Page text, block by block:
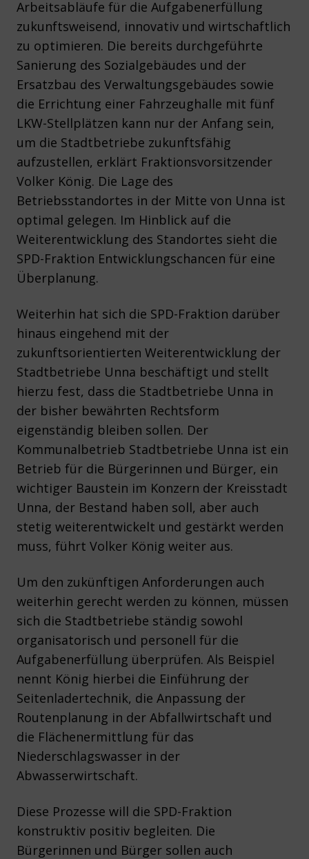
Arbeitsabläufe für die Aufgabenerfüllung
zukunftsweisend, innovativ und wirtschaftlich
zu optimieren. Die bereits durchgeführte
Sanierung des Sozialgebäudes und der
Ersatzbau des Verwaltungsgebäudes sowie
die Errichtung einer Fahrzeughalle mit fünf
LKW-Stellplätzen kann nur der Anfang sein,
um die Stadtbetriebe zukunftsfähig
aufzustellen, erklärt Fraktionsvorsitzender
Volker König. Die Lage des
Betriebsstandortes in der Mitte von Unna ist
optimal gelegen. Im Hinblick auf die
Weiterentwicklung des Standortes sieht die
SPD-Fraktion Entwicklungschancen für eine
Überplanung.
Weiterhin hat sich die SPD-Fraktion darüber
hinaus eingehend mit der
zukunftsorientierten Weiterentwicklung der
Stadtbetriebe Unna beschäftigt und stellt
hierzu fest, dass die Stadtbetriebe Unna in
der bisher bewährten Rechtsform
eigenständig bleiben sollen. Der
Kommunalbetrieb Stadtbetriebe Unna ist ein
Betrieb für die Bürgerinnen und Bürger, ein
wichtiger Baustein im Konzern der Kreisstadt
Unna, der Bestand haben soll, aber auch
stetig weiterentwickelt und gestärkt werden
muss, führt Volker König weiter aus.
Um den zukünftigen Anforderungen auch
weiterhin gerecht werden zu können, müssen
sich die Stadtbetriebe ständig sowohl
organisatorisch und personell für die
Aufgabenerfüllung überprüfen. Als Beispiel
nennt König hierbei die Einführung der
Seitenladertechnik, die Anpassung der
Routenplanung in der Abfallwirtschaft und
die Flächenermittlung für das
Niederschlagswasser in der
Abwasserwirtschaft.
Diese Prozesse will die SPD-Fraktion
konstruktiv positiv begleiten. Die
Bürgerinnen und Bürger sollen auch